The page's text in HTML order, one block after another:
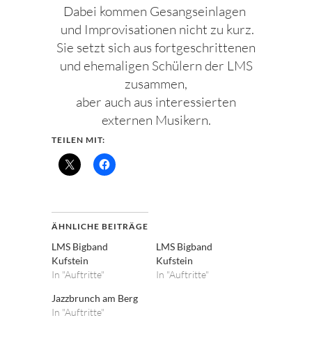
Dabei kommen Gesangseinlagen
und Improvisationen nicht zu kurz.
Sie setzt sich aus fortgeschrittenen
und ehemaligen Schülern der LMS
zusammen,
aber auch aus interessierten
externen Musikern.
TEILEN MIT:
ÄHNLICHE BEITRÄGE
LMS Bigband
Kufstein
In "Auftritte"
LMS Bigband
Kufstein
In "Auftritte"
Jazzbrunch am Berg
In "Auftritte"